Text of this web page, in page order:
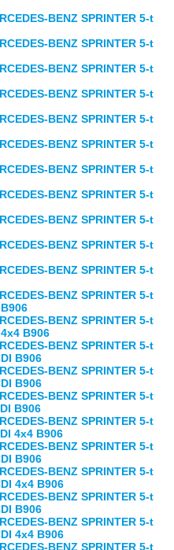
BENZ SPRINTER 5-t
BENZ SPRINTER 5-t
BENZ SPRINTER 5-t
BENZ SPRINTER 5-t
BENZ SPRINTER 5-t
BENZ SPRINTER 5-t
BENZ SPRINTER 5-t
BENZ SPRINTER 5-t
BENZ SPRINTER 5-t
BENZ SPRINTER 5-t
BENZ SPRINTER 5-t
BENZ SPRINTER 5-t
BENZ SPRINTER 5-t
B906
BENZ SPRINTER 5-t
B906
BENZ SPRINTER 5-t
B906
BENZ SPRINTER 5-t
B906
BENZ SPRINTER 5-t
4x4 B906
BENZ SPRINTER 5-t
B906
BENZ SPRINTER 5-t
4x4 B906
BENZ SPRINTER 5-t
B906
BENZ SPRINTER 5-t
4x4 B906
BENZ SPRINTER 5-t